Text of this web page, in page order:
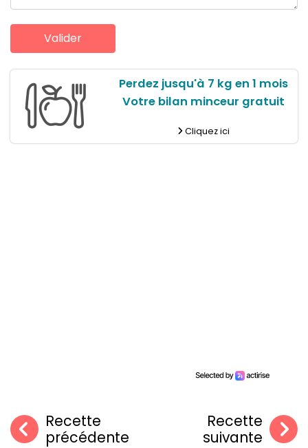
Perdez jusqu'à 7 kg en 1 mois
Votre bilan minceur gratuit
Cliquez ici
Recette
précédente
Recette
suivante